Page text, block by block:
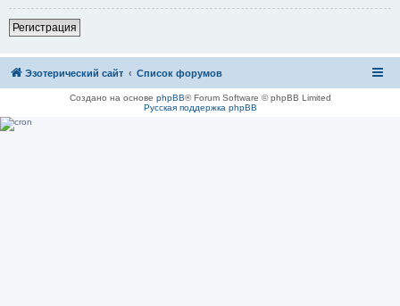
Регистрация
Эзотерический сайт Список форумов
Создано на основе phpBB® Forum Software © phpBB Limited
Русская поддержка phpBB